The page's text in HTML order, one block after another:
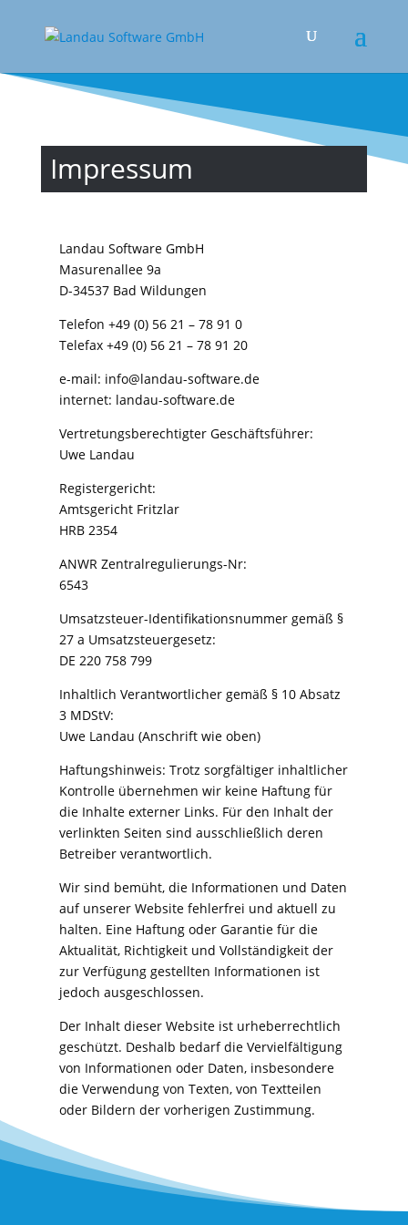
Impressum
Landau Software GmbH
Masurenallee 9a
D-34537 Bad Wildungen
Telefon +49 (0) 56 21 – 78 91 0
Telefax +49 (0) 56 21 – 78 91 20
e-mail: info@landau-software.de
internet: landau-software.de
Vertretungsberechtigter Geschäftsführer:
Uwe Landau
Registergericht:
Amtsgericht Fritzlar
HRB 2354
ANWR Zentralregulierungs-Nr:
6543
Umsatzsteuer-Identifikationsnummer gemäß §
27 a Umsatzsteuergesetz:
DE 220 758 799
Inhaltlich Verantwortlicher gemäß § 10 Absatz
3 MDStV:
Uwe Landau (Anschrift wie oben)
Haftungshinweis: Trotz sorgfältiger inhaltlicher
Kontrolle übernehmen wir keine Haftung für
die Inhalte externer Links. Für den Inhalt der
verlinkten Seiten sind ausschließlich deren
Betreiber verantwortlich.
Wir sind bemüht, die Informationen und Daten
auf unserer Website fehlerfrei und aktuell zu
halten. Eine Haftung oder Garantie für die
Aktualität, Richtigkeit und Vollständigkeit der
zur Verfügung gestellten Informationen ist
jedoch ausgeschlossen.
Der Inhalt dieser Website ist urheberrechtlich
geschützt. Deshalb bedarf die Vervielfältigung
von Informationen oder Daten, insbesondere
die Verwendung von Texten, von Textteilen
oder Bildern der vorherigen Zustimmung.